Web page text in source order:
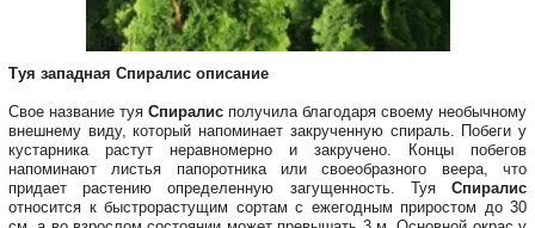
Туя западная Спиралис описание
Свое название туя Спиралис получила благодаря своему необычному
внешнему виду, который напоминает закрученную спираль. Побеги у
кустарника растут неравномерно и закручено. Концы побегов
напоминают листья папоротника или своеобразного веера, что
придает растению определенную загущенность. Туя Спиралис
относится к быстрорастущим сортам с ежегодным приростом до 30